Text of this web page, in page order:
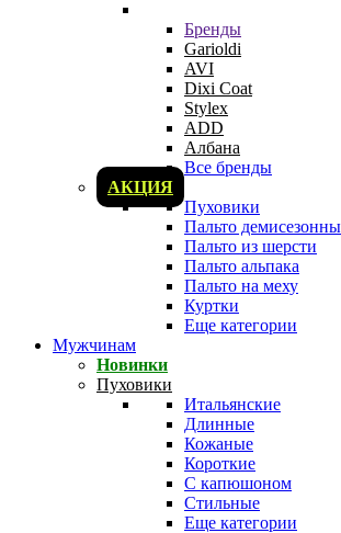
Бренды
Garioldi
AVI
Dixi Coat
Stylex
ADD
Албана
Все бренды
АКЦИЯ
Пуховики
Пальто
Пальто из шерсти
Пальто альпака
Пальто на меху
Куртки
Еще категории
Мужчинам
Новинки
Пуховики
Итальянские
Длинные
Кожаные
Короткие
С капюшоном
Стильные
Еще категории